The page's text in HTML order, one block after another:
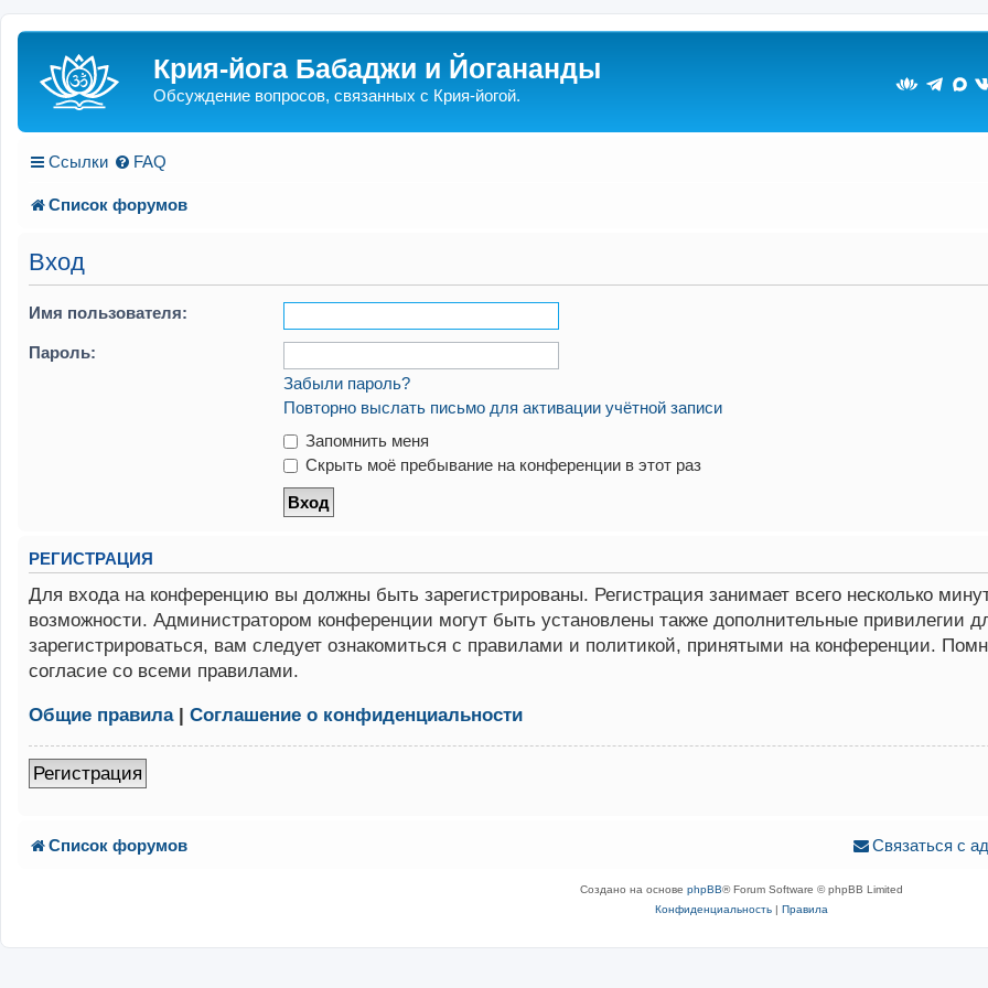
Крия-йога Бабаджи и Йогананды
Обсуждение вопросов, связанных с Крия-йогой.
Ссылки FAQ
Список форумов
Вход
Имя пользователя:
Пароль:
Забыли пароль?
Повторно выслать письмо для активации учётной записи
Запомнить меня
Скрыть моё пребывание на конференции в этот раз
РЕГИСТРАЦИЯ
Для входа на конференцию вы должны быть зарегистрированы. Регистрация занимает всего несколько
возможности. Администратором конференции могут быть установлены также дополнительные привилегии
зарегистрироваться, вам следует ознакомиться с правилами и политикой, принятыми на конференции.
согласие со всеми правилами.
Общие правила| Соглашение о конфиденциальности
Регистрация
Список форумов Связаться с
Создано на основе phpBB® Forum Software © phpBB Limited
Конфиденциальность| Правила